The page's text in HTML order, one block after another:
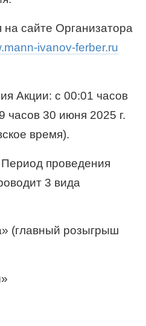
на сайте Организатора
ivanov-ferber.ru
Акции: с 00:01 часов
часов 30 июня 2025 г.
время).
проведения
3 вида
(главный розыгрыш